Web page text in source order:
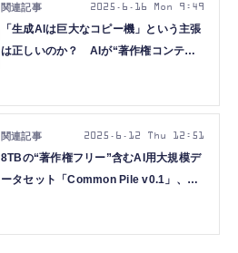
「生成AIは巨大なコピー機」という主張
は正しいのか？ AIが“著作権コンテン
2025.6.16 Mon 9:49
8TBの“著作権フリー”含むAI用大規模デ
ータセット「Common Pile v0.1」、長
2025.6.12 Thu 12:51